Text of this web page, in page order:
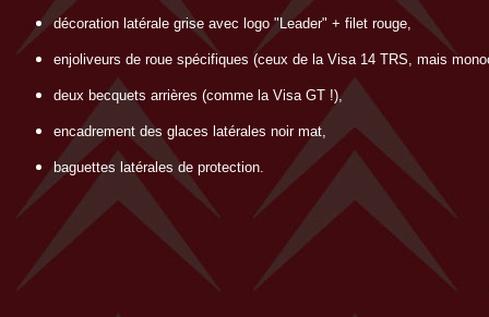
décoration latérale grise avec logo "Leader" + filet rouge,
enjoliveurs de roue spécifiques (ceux de la Visa 14 TRS, mais
deux becquets arrières (comme la Visa GT !),
encadrement des glaces latérales noir mat,
baguettes latérales de protection.